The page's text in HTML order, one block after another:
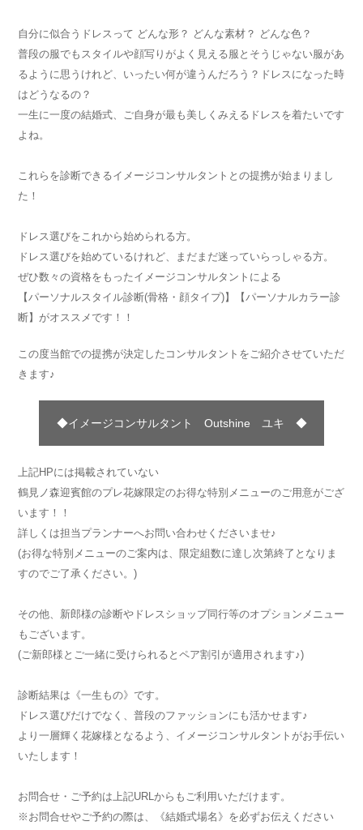
自分に似合うドレスって どんな形？ どんな素材？ どんな色？
普段の服でもスタイルや顔写りがよく見える服とそうじゃない服があ
るように思うけれど、いったい何が違うんだろう？ドレスになった時
はどうなるの？
一生に一度の結婚式、ご自身が最も美しくみえるドレスを着たいです
よね。
これらを診断できるイメージコンサルタントとの提携が始まりまし
た！
ドレス選びをこれから始められる方。
ドレス選びを始めているけれど、まだまだ迷っていらっしゃる方。
ぜひ数々の資格をもったイメージコンサルタントによる
【パーソナルスタイル診断(骨格・顔タイプ)】【パーソナルカラー診
断】がオススメです！！
この度当館での提携が決定したコンサルタントをご紹介させていただ
きます♪
◆イメージコンサルタント Outshine ユキ ◆
上記HPには掲載されていない
鶴見ノ森迎賓館のプレ花嫁限定のお得な特別メニューのご用意がござ
います！！
詳しくは担当プランナーへお問い合わせくださいませ♪
(お得な特別メニューのご案内は、限定組数に達し次第終了となりま
すのでご了承ください。)
その他、新郎様の診断やドレスショップ同行等のオプションメニュー
もございます。
(ご新郎様とご一緒に受けられるとペア割引が適用されます♪)
診断結果は《一生もの》です。
ドレス選びだけでなく、普段のファッションにも活かせます♪
より一層輝く花嫁様となるよう、イメージコンサルタントがお手伝い
いたします！
お問合せ・ご予約は上記URLからもご利用いただけます。
※お問合せやご予約の際は、《結婚式場名》を必ずお伝えください